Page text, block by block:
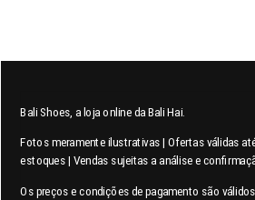
Bali Shoes, a loja online da Bali Hai.
Fotos meramente ilustrativas | Ofertas válidas
estoques | Vendas sujeitas a análise e
Os preços e condições de pagamento são